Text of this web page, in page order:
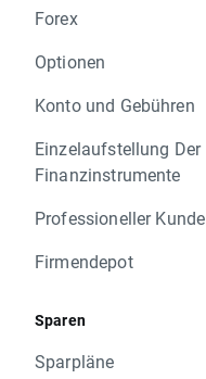
Forex
Optionen
Konto und Gebühren
Einzelaufstellung Der
Finanzinstrumente
Professioneller Kunde
Firmendepot
Sparen
Sparpläne